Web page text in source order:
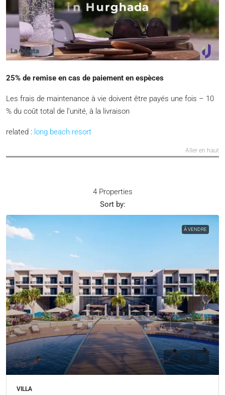
25% de remise en cas de paiement en espèces
Les frais de maintenance à vie doivent être payés une fois – 10
% du coût total de l’unité, à la livraison
related : long beach resort
Aller en haut
4 Properties
Sort by:
À VENDRE
VILLA